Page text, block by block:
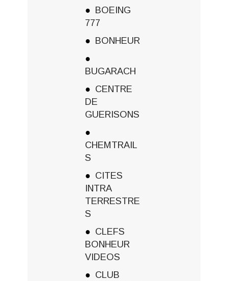
BOEING
777
BONHEUR
BUGARACH
CENTRE
DE
GUERISONS
CHEMTRAIL
S
CITES
INTRA
TERRESTRE
S
CLEFS
BONHEUR
VIDEOS
CLUB